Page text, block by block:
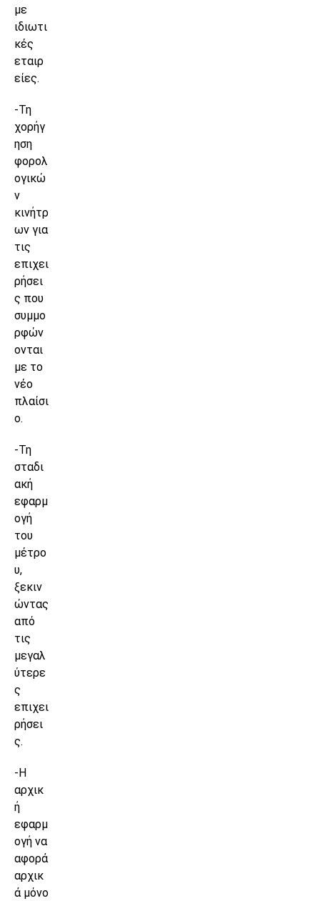
με
ιδιωτι
κές
εταιρ
είες.
-Τη
χορήγ
ηση
φορολ
ογικώ
ν
κινήτρ
ων για
τις
επιχει
ρήσει
ς που
συμμο
ρφών
ονται
με το
νέο
πλαίσι
ο.
-Τη
σταδι
ακή
εφαρμ
ογή
του
μέτρο
υ,
ξεκιν
ώντας
από
τις
μεγαλ
ύτερε
ς
επιχει
ρήσει
ς.
-Η
αρχικ
ή
εφαρμ
ογή να
αφορά
αρχικ
ά μόνο